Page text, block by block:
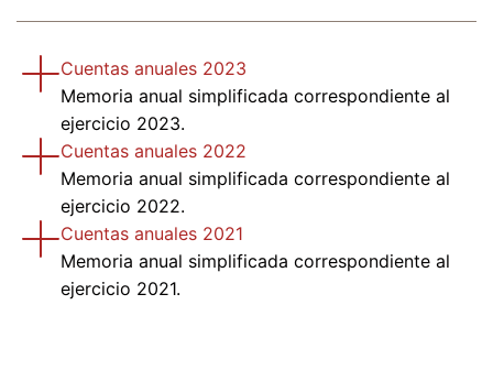
Cuentas anuales 2023
Memoria anual simplificada correspondiente al
ejercicio 2023.
Cuentas anuales 2022
Memoria anual simplificada correspondiente al
ejercicio 2022.
Cuentas anuales 2021
Memoria anual simplificada correspondiente al
ejercicio 2021.